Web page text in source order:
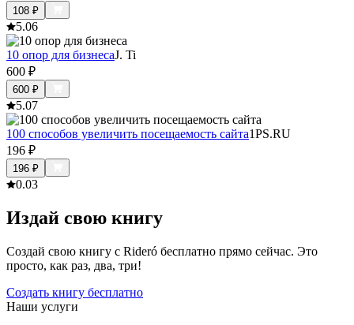
108 ₽
5.06
10 опор для бизнесаJ. Ti
600 ₽
600 ₽
5.07
100 способов увеличить посещаемость сайта1PS.RU
196 ₽
196 ₽
0.03
Издай свою книгу
Создай свою книгу с Rideró бесплатно прямо сейчас. Это
просто, как раз, два, три!
Создать книгу бесплатно
Наши услуги